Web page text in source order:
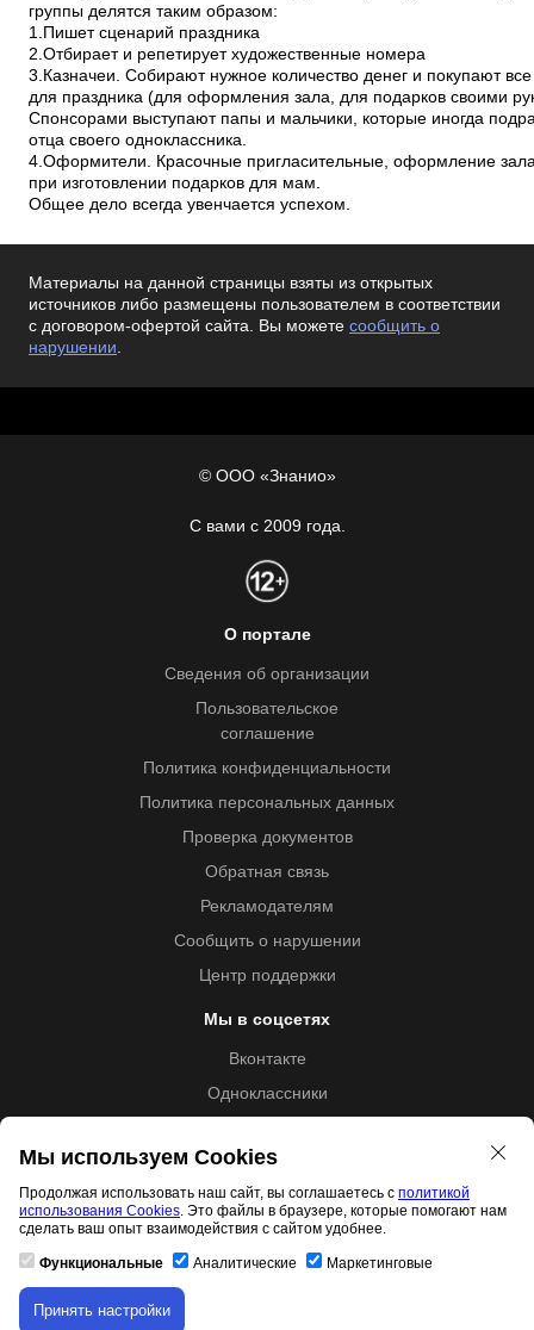
группы делятся таким образом:
1.Пишет сценарий праздника
2.Отбирает и репетирует художественные номера
3.Казначеи. Собирают нужное количество денег и покупают
для праздника (для оформления зала, для подарков своими
Спонсорами выступают папы и мальчики, которые иногда
отца своего одноклассника.
4.Оформители. Красочные пригласительные, оформление
при изготовлении подарков для мам.
Общее дело всегда увенчается успехом.
Материалы на данной страницы взяты из открытых
источников либо размещены пользователем в соответствии
с договором-офертой сайта. Вы можете сообщить о
нарушении.
Скачивание материала доступно только для
© ООО «Знанио»
С вами с 2009 года.
О портале
Сведения об организации
Пользовательское
соглашение
Политика конфиденциальности
Политика персональных данных
Проверка документов
Обратная связь
Рекламодателям
Сообщить о нарушении
Центр поддержки
Мы в соцсетях
Вконтакте
Одноклассники
Образовательная лицензия №5257 от 09.09.2020 (Л035-
01253-67/00192487)
Свидетельство правообладателя товарного знака 11.01.2017
Мы используем Cookies
Продолжая использовать наш сайт, вы соглашаетесь с политикой
использования Cookies. Это файлы в браузере, которые помогают нам
сделать ваш опыт взаимодействия с сайтом удобнее.
Функциональные Аналитические Маркетинговые
Принять настройки